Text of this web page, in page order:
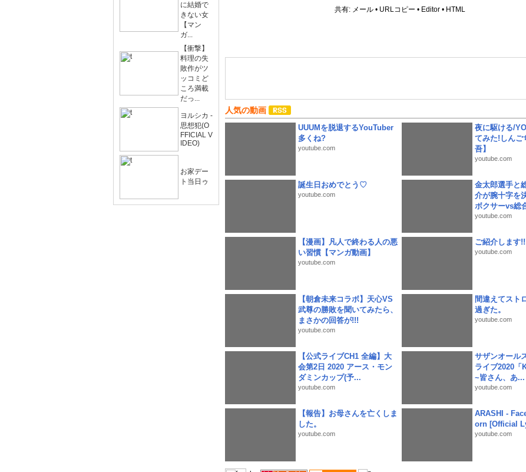
に結婚で
きない女
【マン
ガ...
【衝撃】
料理の失
敗作がツ
ッコミど
ころ満載
だっ...
ヨルシカ -
思想犯(O
FFICIAL V
IDEO)
お家デー
ト当日ゥ
共有: メール • URLコピー • Editor • HTML
人気の動画
UUUMを脱退するYouTuber
多くね?
youtube.com
夜に駆ける/
てみた!しんご
吾】
youtube.com
誕生日おめでとう♡
youtube.com
金太郎選手と
介が腕十字を
ボクサーvs総
youtube.com
【漫画】凡人で終わる人の悪
い習慣【マンガ動画】
youtube.com
ご紹介します
youtube.com
【朝倉未来コラボ】天心VS
武尊の勝敗を聞いてみたら、
まさかの回答が!!!
youtube.com
間違えてスト
過ぎた。
youtube.com
【公式ライブCH1 全編】大
会第2日 2020 アース・モン
ダミンカップ(予...
youtube.com
サザンオール
ライブ2020「
~皆さん、あ...
youtube.com
【報告】お母さんを亡くしま
した。
youtube.com
ARASHI -
orn [Official
youtube.com